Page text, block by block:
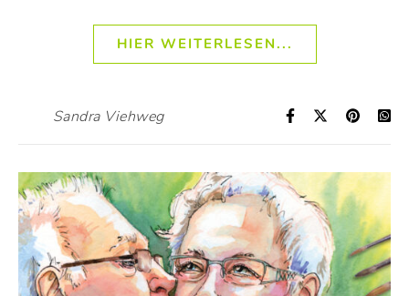
HIER WEITERLESEN...
Sandra Viehweg